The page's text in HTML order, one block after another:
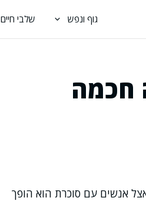
גוף ונפש שלבי חיים
חכמה
אנשים עם סוכרת הוא הופך